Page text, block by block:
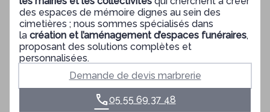
des espaces de mémoire dignes au sein des
cimetières ; nous sommes spécialisés dans
la création et l’aménagement d’espaces funéraires,
proposant des solutions complètes et
personnalisées.
Demande de devis marbrerie
05 55 69 37 48